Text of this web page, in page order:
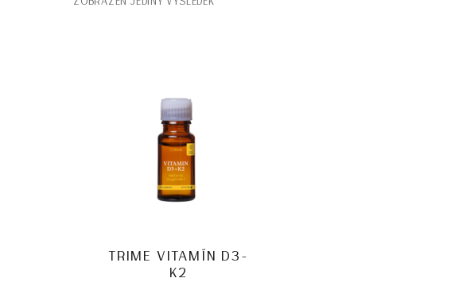
TRIME VITAMÍN D3-
K2